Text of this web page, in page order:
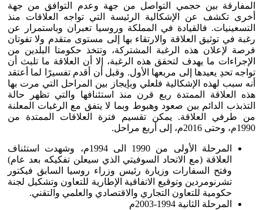
المفارقة بين حجمي التواصل من جهة وعدم التوافق من جهة
أخرى تكشف عن الإشكالية الرئيسة التي تواجه العلاقات منذ
التسعينيات. فالقيادة في المملكة وروسيا تعبران وباستمرار عن
رغبة في توثيق العلاقة والارتقاء بها إلى مستوى متقدم ولا تفوتان
فرصة لإعلان هذه الرغبة المشتركة، وتتخذ حكومتا البلدين من
الإجراءات ما يهدف لتحقق هذه الرغبة، إلا أن العلاقة ما تلبث أن
تواجه تحدِ يعيدها إلى مربعها الأول. وقبل أن أقدم تفسيرًا لما أعتقد
أنه سبب لهذه الإشكالية فلعلي وبإيجاز بين المراحل التي مرت بها
هذه العلاقة الممتدة ربع قرن منذ استئنافها والتي تظهر حالة
التذبذب الدائم بين صعود وهبوط وبما لا يتفق مع الرغبات المعلنة
من طرفي العلاقة. يمكن تقسيم فترة العلاقات الممتدة من
1990م، وحتى 2016م، إلى أربع مراحل.
المرحلة الأولى من 1990 الى 1994م، وشهدت استئناف
العلاقة (مع الاتحاد السوفيتي الذي سيعلن تفكيكه بعد عام)
وفتح السفارات وزيارة رئيس وزراء روسيا السابق فيكتور
تشرنومردين وتوقيع الاتفاقية الإطارية للتعاون وتشكيل لجنة
حكومية للتعاون التجاري والاقتصادي والعلمي والتقني.
المرحلة الثانية 1994-2003م